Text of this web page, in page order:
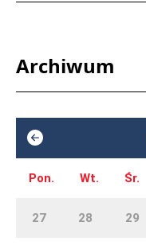
Archiwum
Pon. Wt. Śr.
27 28 29